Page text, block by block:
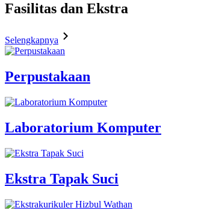
Fasilitas dan Ekstra
Selengkapnya
Perpustakaan
Laboratorium Komputer
Ekstra Tapak Suci